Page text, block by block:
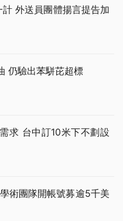
外送員團體揚言提告加
仍驗出苯駢芘超標
求 台中訂10米下不劃設
術團隊開帳號募逾5千美